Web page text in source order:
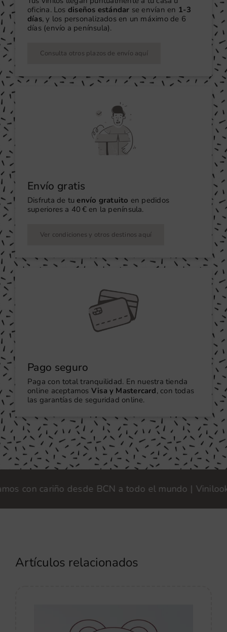
oficina. Los diseños estándar se envían en 1-3
días, y los personalizados en un máximo de 6
días (envío a península).
Consulta otros plazos de envío aquí
Envío gratis
Disfruta de tu envío gratuito en pedidos
superiores a 40 € en la península.
Ver condiciones y otros destinos aquí
Pago seguro
Paga con total tranquilidad. En nuestra tienda
online aceptamos Visa y Mastercard, con todas
las garantías de seguridad online.
cariño desde BCN a todo el mundo | Vinilook ·
Artículos relacionados